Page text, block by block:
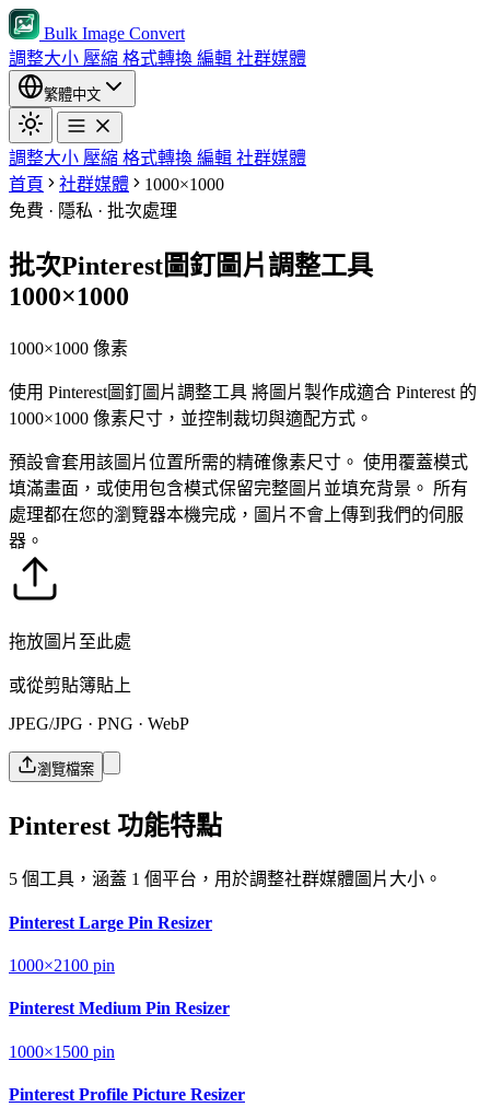
Bulk Image Convert
調整大小 壓縮 格式轉換 編輯 社群媒體
繁體中文
調整大小 壓縮 格式轉換 編輯 社群媒體
首頁
社群媒體
1000×1000
免費 · 隱私 · 批次處理
批次Pinterest圖釘圖片調整工具
1000×1000
1000×1000 像素
使用 Pinterest圖釘圖片調整工具 將圖片製作成適合 Pinterest 的
1000×1000 像素尺寸，並控制裁切與適配方式。
預設會套用該圖片位置所需的精確像素尺寸。 使用覆蓋模式
填滿畫面，或使用包含模式保留完整圖片並填充背景。 所有
處理都在您的瀏覽器本機完成，圖片不會上傳到我們的伺服
器。
拖放圖片至此處
或從剪貼簿貼上
JPEG/JPG · PNG · WebP
瀏覽檔案
Pinterest 功能特點
5 個工具，涵蓋 1 個平台，用於調整社群媒體圖片大小。
Pinterest Large Pin Resizer
1000×2100 pin
Pinterest Medium Pin Resizer
1000×1500 pin
Pinterest Profile Picture Resizer